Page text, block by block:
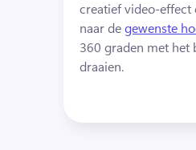
creatief video-effect
naar de gewenste
360 graden met
draaien.